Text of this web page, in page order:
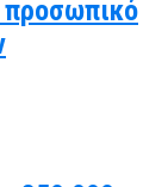
προσωπικό